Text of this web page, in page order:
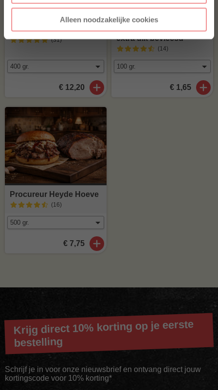
Alleen noodzakelijke cookies
Iberico ribfingers
(31)
€ 12,20
Spareribs met ketting
extra dik bevleesd
(14)
€ 1,65
Procureur Heyde Hoeve
(16)
€ 7,75
Krijg direct 10% korting op je eerste
bestelling
Schrijf je in voor onze nieuwsbrief en ontvang direct jouw
kortingscode voor 10% korting*